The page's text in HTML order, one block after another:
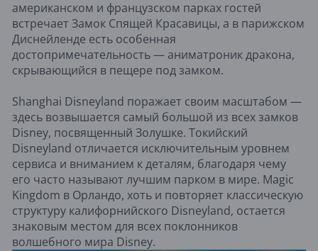
американском и французском парках гостей
встречает Замок Спящей Красавицы, а в парижском
Диснейленде есть особенная
достопримечательность — аниматроник дракона,
скрывающийся в пещере под замком.
Shanghai Disneyland поражает своим масштабом —
здесь возвышается самый большой из всех замков
Disney, посвященный Золушке. Токийский
Disneyland отличается исключительным уровнем
сервиса и вниманием к деталям, благодаря чему
его часто называют лучшим парком в мире. Magic
Kingdom в Орландо, хоть и повторяет классическую
структуру калифорнийского Disneyland, остается
знаковым местом для всех поклонников
волшебного мира Disney.